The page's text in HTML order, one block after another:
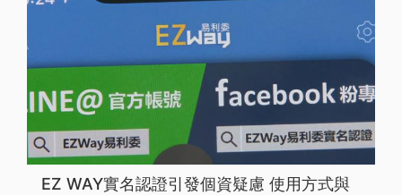
EZ WAY實名認證引發個資疑慮 使用方式與